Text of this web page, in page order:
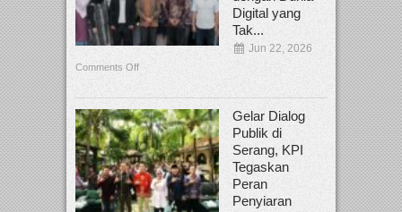
Digital yang
Tak...
Jun 22, 2026
Comments Off
Gelar Dialog
Publik di
Serang, KPI
Tegaskan
Peran
Penyiaran